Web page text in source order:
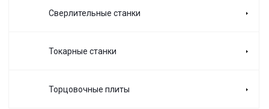
Сверлительные станки
Токарные станки
Торцовочные плиты